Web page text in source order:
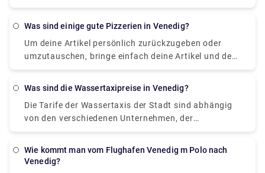
der den Flughafen Marco Polo mit einigen
Was sind einige gute Pizzerien in Venedig?
Um deine Artikel persönlich zurückzugeben oder
umzutauschen, bringe einfach deine Artikel und den
Lieferschein oder die Bestellbestätigungs-E-Mail zu
einem unserer UO-Geschäfte gekauft wurden,
können in jedem UO-Geschäft zurückgegeben
werden. Finden Sie ein Geschäft in Ihrer Nähe, um
die Öffnungszeiten und Adressinformationen zu
überprüfen. Bringen Sie Ihren Artikel und die
Quittung zur Rückgabe in das Geschäft.
Was sind die Wassertaxipreise in Venedig?
Die Tarife der Wassertaxis der Stadt sind abhängig
von den verschiedenen Unternehmen, der
Entfernung und der Anzahl der Personen. Ein
Stadtzentrum kostet ungefähr zwischen 105 €
Wie kommt man vom Flughafen Venedig m Polo nach
Venedig?